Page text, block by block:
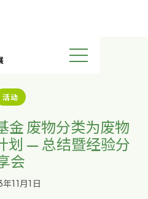
活动
金 废物分类为废物
划 — 总结暨经验分
会
11月1日